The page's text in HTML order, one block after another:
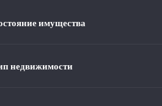
имущества
недвижимости